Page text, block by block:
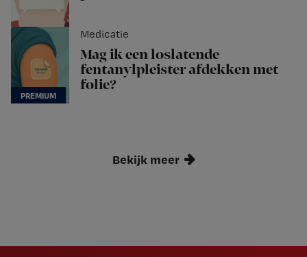
Medicatie
Mag ik een loslatende
fentanylpleister afdekken met
folie?
Bekijk meer